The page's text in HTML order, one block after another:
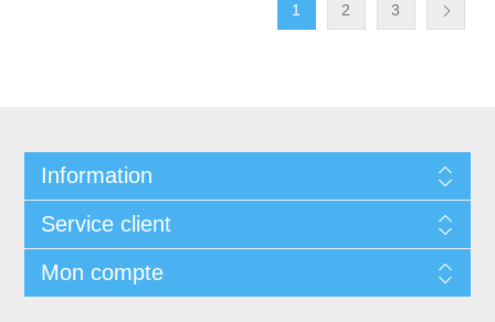
1 2 3
Information
Service client
Mon compte